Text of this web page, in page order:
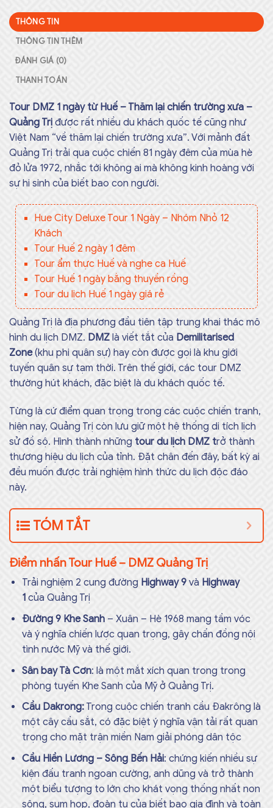
THÔNG TIN
THÔNG TIN THÊM
ĐÁNH GIÁ (0)
THANH TOÁN
Tour DMZ 1 ngày từ Huế – Thăm lại chiến trường xưa –
Quảng Trị được rất nhiều du khách quốc tế cũng như
Việt Nam “về thăm lại chiến trường xưa”. Với mảnh đất
Quảng Trị trải qua cuộc chiến 81 ngày đêm của mùa hè
đỏ lửa 1972, nhắc tới không ai mà không kinh hoàng với
sự hi sinh của biết bao con người.
Hue City Deluxe Tour 1 Ngày – Nhóm Nhỏ 12
Khách
Tour Huế 2 ngày 1 đêm
Tour ẩm thực Huế và nghe ca Huế
Tour Huế 1 ngày bằng thuyền rồng
Tour du lịch Huế 1 ngày giá rẻ
Quảng Trị là địa phương đầu tiên tập trung khai thác mô
hình du lịch DMZ. DMZ là viết tắt của Demilitarised
Zone(khu phi quân sự) hay còn được gọi là khu giới
tuyến quân sự tạm thời. Trên thế giới, các tour DMZ
thường hút khách, đặc biệt là du khách quốc tế.
Từng là cứ điểm quan trọng trong các cuộc chiến tranh,
hiện nay, Quảng Trị còn lưu giữ một hệ thống di tích lịch
sử đồ sộ. Hình thành những tour du lịch DMZ trở thành
thương hiệu du lịch của tỉnh. Đặt chân đến đây, bất kỳ ai
đều muốn được trải nghiệm hình thức du lịch độc đáo
này.
TÓM TẮT
Điểm nhấn Tour Huế – DMZ Quảng Trị
Trải nghiệm 2 cung đường Highway 9và Highway
1của Quảng Trị
Đường 9 Khe Sanh– Xuân – Hè 1968 mang tầm vóc
và ý nghĩa chiến lược quan trọng, gây chấn đồng nội
tình nước Mỹ và thế giới.
Sân bay Tà Cơn: là một mắt xích quan trong trong
phòng tuyến Khe Sanh của Mỹ ở Quảng Trị.
Cầu Dakrong:Trong cuộc chiến tranh cầu Đakrông là
một cây cầu sắt, có đặc biệt ý nghĩa vận tải rất quan
trọng cho mặt trận miền Nam giải phóng dân tộc
Cầu Hiền Lương – Sông Bến Hải: chứng kiến nhiều sự
kiện đấu tranh ngoan cường, anh dũng và trở thành
một biểu tượng to lớn cho khát vọng thống nhất non
sông, sum họp, đoàn tụ của biết bao gia đình và toàn